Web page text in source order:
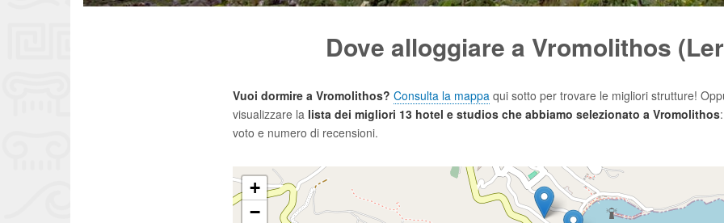
Dove alloggiare a Vromolithos
Vuoi dormire a Vromolithos? Consulta la mappaqui sotto per trovare le migliori strutture!
visualizzare la lista dei migliori 13 hotel e studios che abbiamo selezionato a Vromolithos
voto e numero di recensioni.
+
−